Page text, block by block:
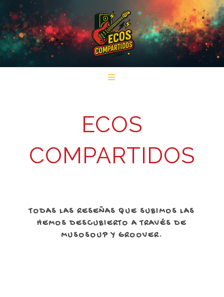
ECOS
COMPARTIDOS
TODAS LAS RESEÑAS QUE SUBIMOS LAS
HEMOS DESCUBIERTO A TRAVÉS DE
MUSOSOUP Y GROOVER.